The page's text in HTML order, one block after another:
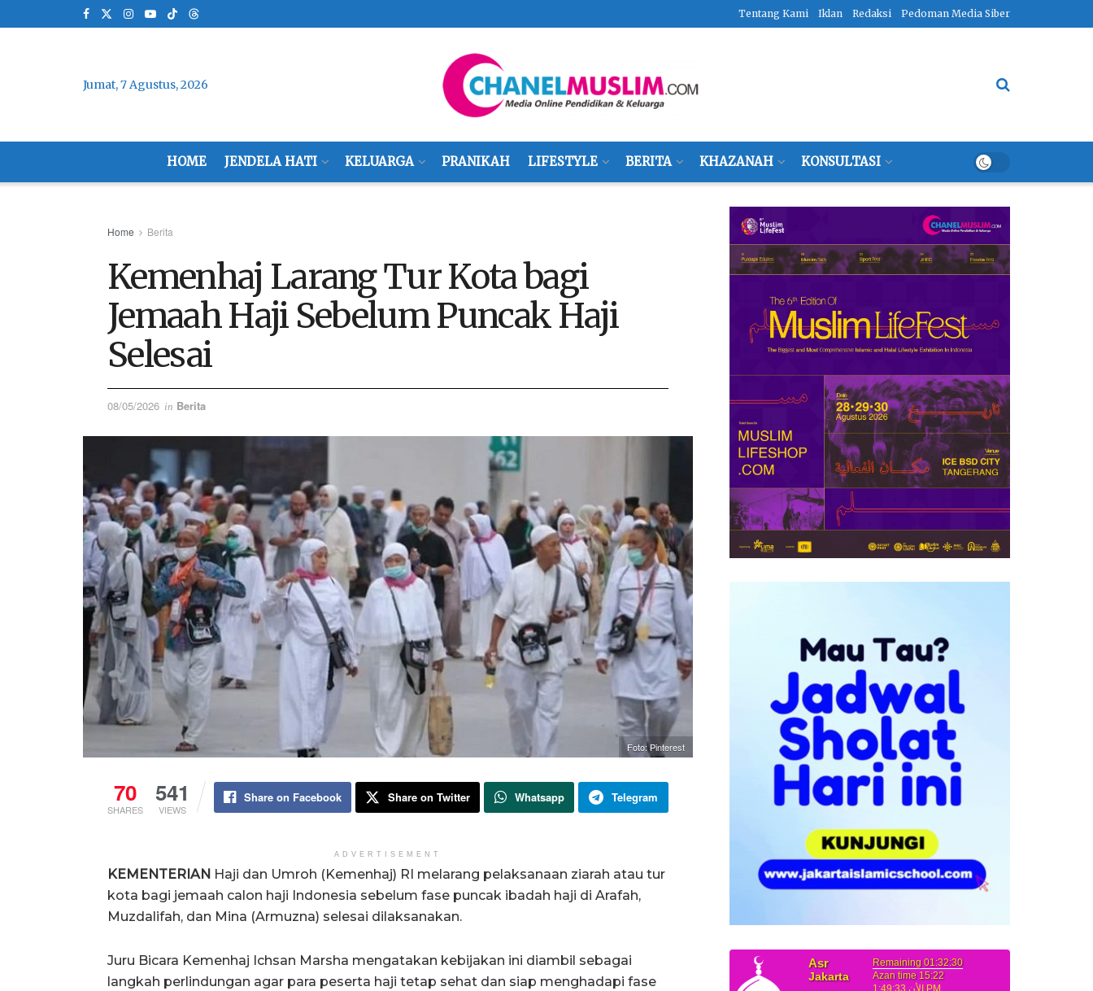
Tentang Kami Iklan Redaksi Pedoman Media Siber
Jumat, 7 Agustus, 2026
HOME JENDELA HATI KELUARGA PRANIKAH LIFESTYLE BERITA KHAZANAH KONSULTASI
Home Berita
Kemenhaj Larang Tur Kota bagi
Jemaah Haji Sebelum Puncak Haji
Selesai
08/05/2026 in Berita
Foto: Pinterest
70
SHARES
541
VIEWS
Share on Facebook Share on Twitter Whatsapp Telegram
ADVERTISEMENT
KEMENTERIAN Haji dan Umroh (Kemenhaj) RI melarang pelaksanaan ziarah atau tur
kota bagi jemaah calon haji Indonesia sebelum fase puncak ibadah haji di Arafah,
Muzdalifah, dan Mina (Armuzna) selesai dilaksanakan.
Juru Bicara Kemenhaj Ichsan Marsha mengatakan kebijakan ini diambil sebagai
langkah perlindungan agar para peserta haji tetap sehat dan siap menghadapi fase